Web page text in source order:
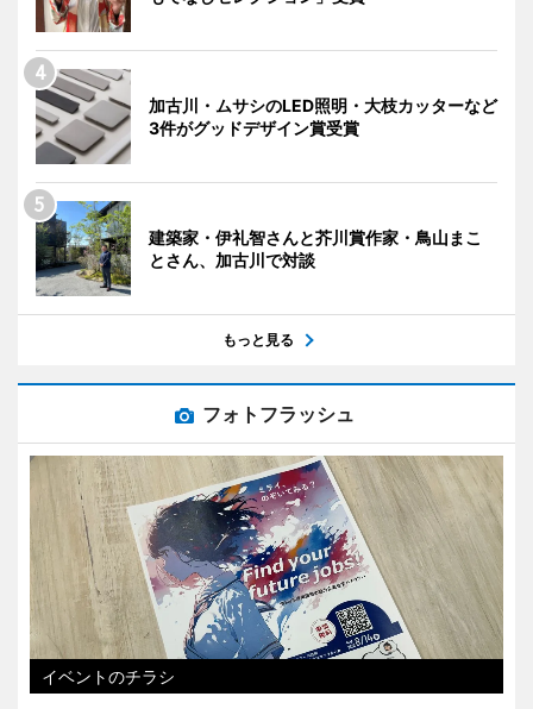
加古川・ムサシのLED照明・大枝カッターなど
3件がグッドデザイン賞受賞
建築家・伊礼智さんと芥川賞作家・鳥山まこ
とさん、加古川で対談
もっと見る
フォトフラッシュ
イベントのチラシ